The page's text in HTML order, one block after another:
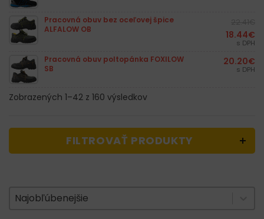
Pracovná obuv bez oceľovej špice
ALFALOW OB
18.44€
s DPH
Pracovná obuv poltopánka FOXILOW
SB
20.20€
s DPH
Zobrazených 1–42 z 160 výsledkov
FILTROVAŤ PRODUKTY
Zoradenie produktov
Sort content
Najobľúbenejšie
Sort content